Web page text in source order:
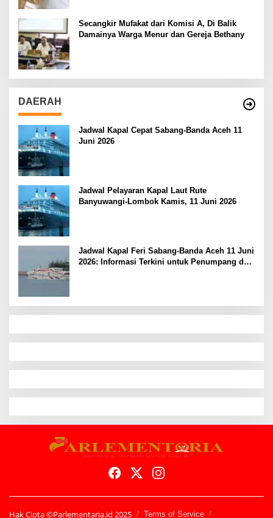
Secangkir Mufakat dari Komisi A, Di Balik
Damainya Warga Menur dan Gereja Bethany
DAERAH
Jadwal Kapal Cepat Sabang-Banda Aceh 11
Juni 2026
Jadwal Pelayaran Kapal Laut Rute
Banyuwangi-Lombok Kamis, 11 Juni 2026
Jadwal Kapal Feri Sabang-Banda Aceh 11 Juni
2026: Informasi Terkini untuk Penumpang dan
Hak Cipta ©Parlementaria.id 2025 Terms of Service